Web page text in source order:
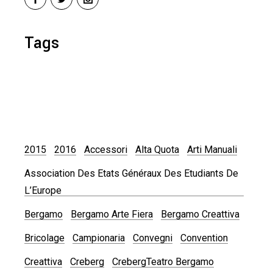
Tags
2015 2016 Accessori Alta Quota Arti Manuali
Association Des Etats Généraux Des Etudiants De
L’Europe
Bergamo Bergamo Arte Fiera Bergamo Creattiva
Bricolage Campionaria Convegni Convention
Creattiva Creberg CrebergTeatro Bergamo